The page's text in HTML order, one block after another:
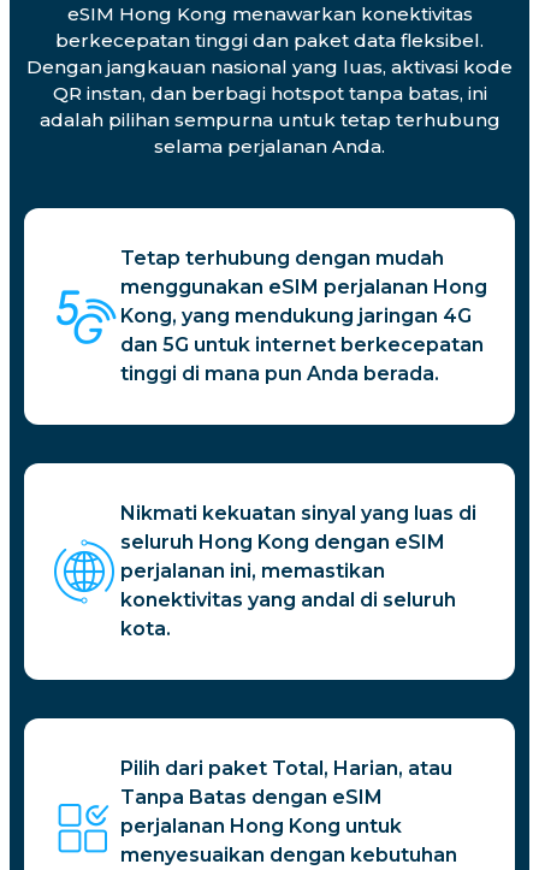
eSIM Hong Kong menawarkan konektivitas
berkecepatan tinggi dan paket data fleksibel.
Dengan jangkauan nasional yang luas, aktivasi kode
QR instan, dan berbagi hotspot tanpa batas, ini
adalah pilihan sempurna untuk tetap terhubung
selama perjalanan Anda.
Tetap terhubung dengan mudah
menggunakan eSIM perjalanan Hong
Kong, yang mendukung jaringan 4G
dan 5G untuk internet berkecepatan
tinggi di mana pun Anda berada.
Nikmati kekuatan sinyal yang luas di
seluruh Hong Kong dengan eSIM
perjalanan ini, memastikan
konektivitas yang andal di seluruh
kota.
Pilih dari paket Total, Harian, atau
Tanpa Batas dengan eSIM
perjalanan Hong Kong untuk
menyesuaikan dengan kebutuhan